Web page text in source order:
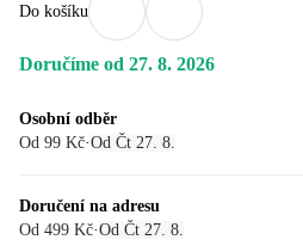
Do košíku
Doručíme od 27. 8. 2026
Osobní odběr
Od 99 Kč·Od Čt 27. 8.
Doručení na adresu
Od 499 Kč·Od Čt 27. 8.